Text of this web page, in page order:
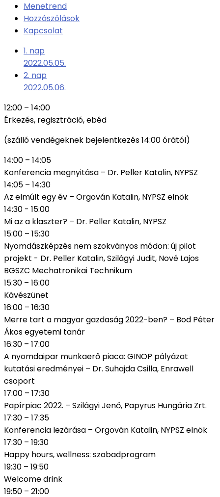
Menetrend
Hozzászólások
Kapcsolat
1. nap
2022.05.05.
2. nap
2022.05.06.
12:00 – 14:00
Érkezés, regisztráció, ebéd
(szálló vendégeknek bejelentkezés 14:00 órától)
14:00 – 14:05
Konferencia megnyitása – Dr. Peller Katalin, NYPSZ
14:05 – 14:30
Az elmúlt egy év – Orgován Katalin, NYPSZ elnök
14:30 - 15:00
Mi az a klaszter? – Dr. Peller Katalin, NYPSZ
15:00 – 15:30
Nyomdászképzés nem szokványos módon: új pilot
projekt - Dr. Peller Katalin, Szilágyi Judit, Nové Lajos
BGSZC Mechatronikai Technikum
15:30 – 16:00
Kávészünet
16:00 – 16:30
Merre tart a magyar gazdaság 2022-ben? – Bod Péter
Ákos egyetemi tanár
16:30 – 17:00
A nyomdaipar munkaerő piaca: GINOP pályázat
kutatási eredményei – Dr. Suhajda Csilla, Enrawell
csoport
17:00 – 17:30
Papírpiac 2022. – Szilágyi Jenő, Papyrus Hungária Zrt.
17:30 – 17:35
Konferencia lezárása – Orgován Katalin, NYPSZ elnök
17:30 – 19:30
Happy hours, wellness: szabadprogram
19:30 – 19:50
Welcome drink
19:50 – 21:00